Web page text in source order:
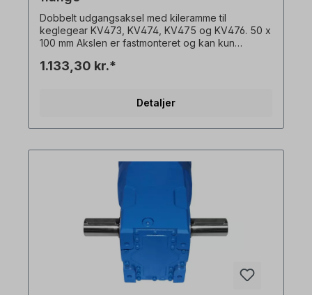
Dobbelt udgangsaksel med kileramme til
keglegear KV473, KV474, KV475 og KV476. 50 x
100 mm Akslen er fastmonteret og kan kun
produktbilleder er ikke-bindende eksempler! Der
1.133,30 kr.*
Detaljer